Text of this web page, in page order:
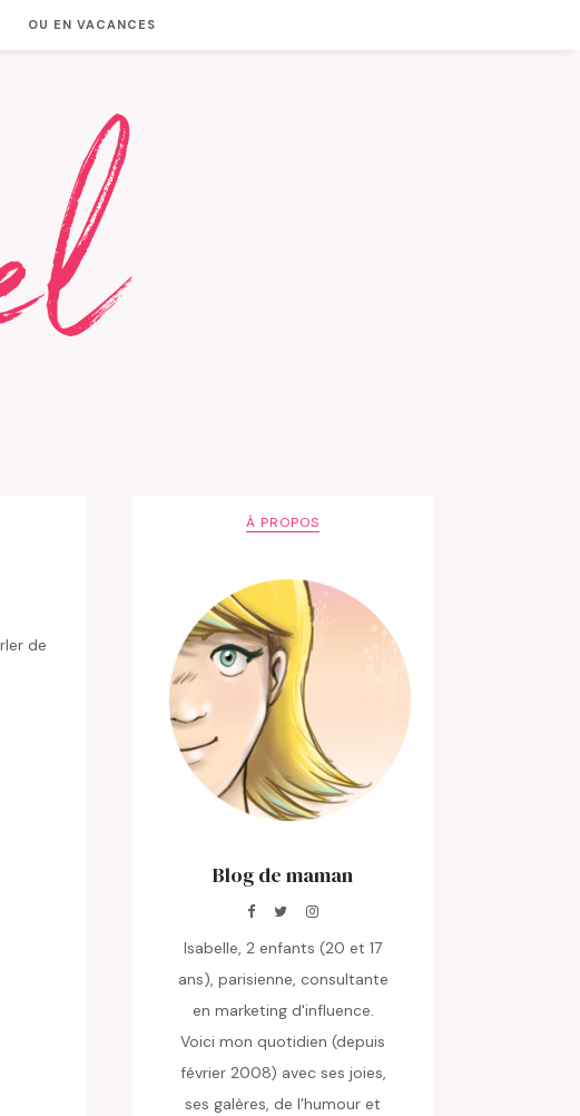
OU EN VACANCES
de
À PROPOS
Blog de maman
Isabelle, 2 enfants (20 et 17
ans), parisienne, consultante
en marketing d'influence.
Voici mon quotidien (depuis
février 2008) avec ses joies,
ses galères, de l'humour et